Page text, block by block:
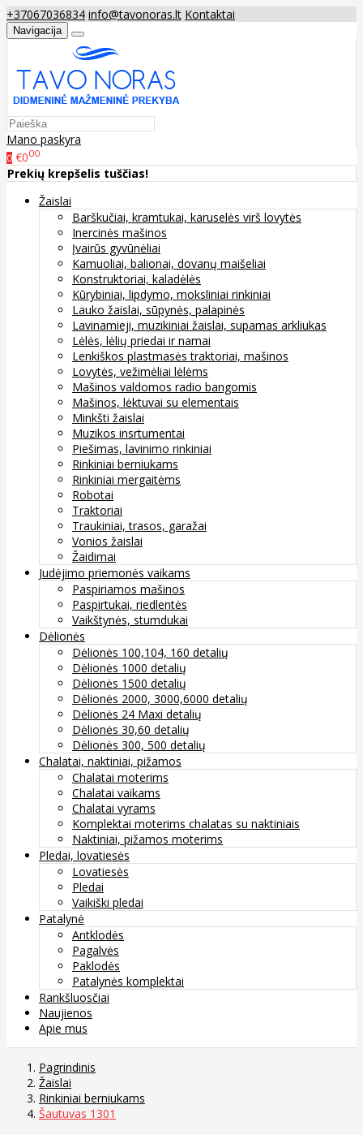
+37067036834 info@tavonoras.lt Kontaktai
Navigacija
Mano paskyra
0 €000
Prekių krepšelis tuščias!
Žaislai
Barškučiai, kramtukai, karuselės virš lovytės
Inercinės mašinos
Įvairūs gyvūnėliai
Kamuoliai, balionai, dovanų maišeliai
Konstruktoriai, kaladėlės
Kūrybiniai, lipdymo, moksliniai rinkiniai
Lauko žaislai, sūpynės, palapinės
Lavinamieji, muzikiniai žaislai, supamas arkliukas
Lėlės, lėlių priedai ir namai
Lenkiškos plastmasės traktoriai, mašinos
Lovytės, vežimėliai lėlėms
Mašinos valdomos radio bangomis
Mašinos, lėktuvai su elementais
Minkšti žaislai
Muzikos insrtumentai
Piešimas, lavinimo rinkiniai
Rinkiniai berniukams
Rinkiniai mergaitėms
Robotai
Traktoriai
Traukiniai, trasos, garažai
Vonios žaislai
Žaidimai
Judėjimo priemonės vaikams
Paspiriamos mašinos
Paspirtukai, riedlentės
Vaikštynės, stumdukai
Dėlionės
Dėlionės 100,104, 160 detalių
Dėlionės 1000 detalių
Dėlionės 1500 detalių
Dėlionės 2000, 3000,6000 detalių
Dėlionės 24 Maxi detalių
Dėlionės 30,60 detalių
Dėlionės 300, 500 detalių
Chalatai, naktiniai, pižamos
Chalatai moterims
Chalatai vaikams
Chalatai vyrams
Komplektai moterims chalatas su naktiniais
Naktiniai, pižamos moterims
Pledai, lovatiesės
Lovatiesės
Pledai
Vaikiški pledai
Patalynė
Antklodės
Pagalvės
Paklodės
Patalynės komplektai
Rankšluosčiai
Naujienos
Apie mus
Pagrindinis
Žaislai
Rinkiniai berniukams
Šautuvas 1301